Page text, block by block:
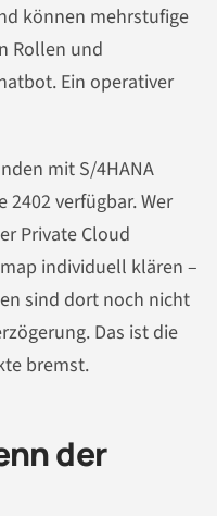
können mehrstufige
Rollen und
Ein operativer
mit S/4HANA
2402 verfügbar. Wer
Private Cloud
individuell klären –
sind dort noch nicht
Das ist die
bremst.
der